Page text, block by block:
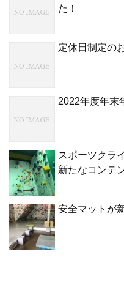
た！
定休日制定の
2022年度年末
スポーツクラ
新たなコンテ
安全マットが